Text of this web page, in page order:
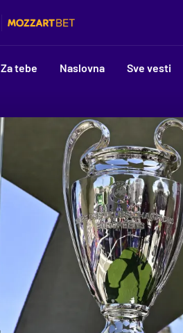
Za tebe Naslovna Sve vesti